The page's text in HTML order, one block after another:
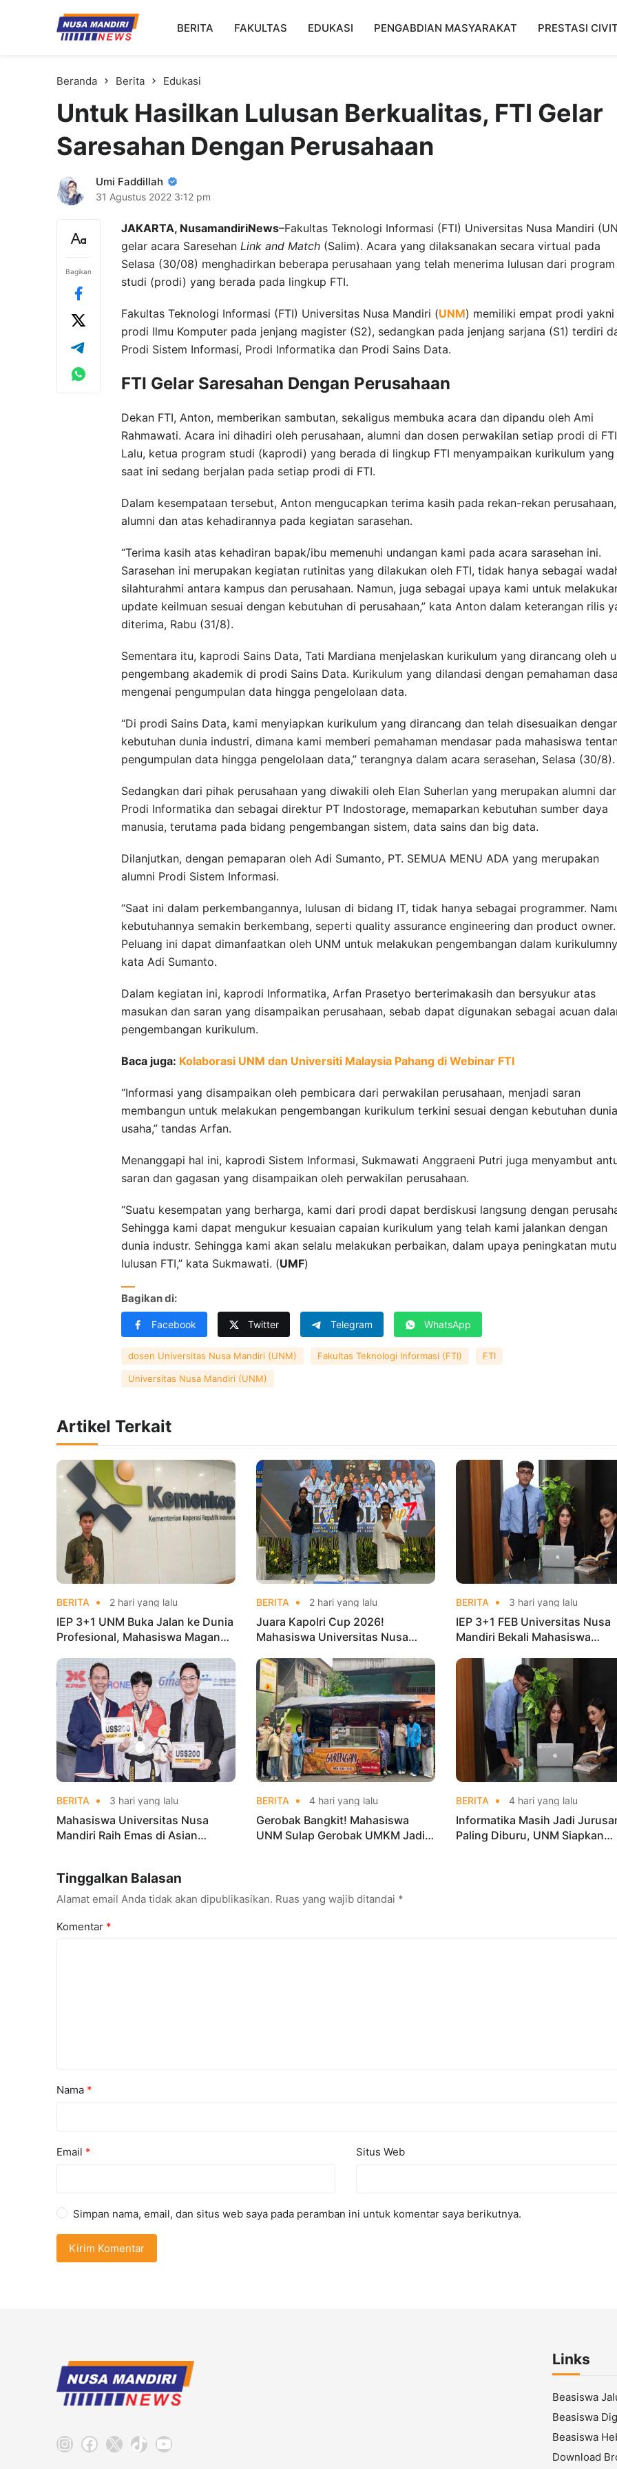
Kampus Digital Bisnis
Universitas Nusa Mandiri
BERITA FAKULTAS EDUKASI PENGABDIAN MASYARAKAT PRESTASI
Beranda Berita Edukasi
Untuk Hasilkan Lulusan Berkualitas, FTI Gelar
Saresahan Dengan Perusahaan
Umi Faddillah
31 Agustus 2022 3:12 pm
Bagikan
JAKARTA, NusamandiriNews–Fakultas Teknologi Informasi (FTI) Universitas Nusa Mandiri
gelar acara Saresehan Link and Match (Salim). Acara yang dilaksanakan secara virtual pada
Selasa (30/08) menghadirkan beberapa perusahaan yang telah menerima lulusan dari program
studi (prodi) yang berada pada lingkup FTI.
Fakultas Teknologi Informasi (FTI) Universitas Nusa Mandiri (UNM) memiliki empat prodi yakni
prodi Ilmu Komputer pada jenjang magister (S2), sedangkan pada jenjang sarjana (S1) terdiri
Prodi Sistem Informasi, Prodi Informatika dan Prodi Sains Data.
FTI Gelar Saresahan Dengan Perusahaan
Dekan FTI, Anton, memberikan sambutan, sekaligus membuka acara dan dipandu oleh Ami
Rahmawati. Acara ini dihadiri oleh perusahaan, alumni dan dosen perwakilan setiap prodi di
Lalu, ketua program studi (kaprodi) yang berada di lingkup FTI menyampaikan kurikulum yang
saat ini sedang berjalan pada setiap prodi di FTI.
Dalam kesempataan tersebut, Anton mengucapkan terima kasih pada rekan-rekan perusahaan,
alumni dan atas kehadirannya pada kegiatan sarasehan.
“Terima kasih atas kehadiran bapak/ibu memenuhi undangan kami pada acara sarasehan ini.
Sarasehan ini merupakan kegiatan rutinitas yang dilakukan oleh FTI, tidak hanya sebagai
silahturahmi antara kampus dan perusahaan. Namun, juga sebagai upaya kami untuk
update keilmuan sesuai dengan kebutuhan di perusahaan,” kata Anton dalam keterangan rilis
diterima, Rabu (31/8).
Sementara itu, kaprodi Sains Data, Tati Mardiana menjelaskan kurikulum yang dirancang oleh
pengembang akademik di prodi Sains Data. Kurikulum yang dilandasi dengan pemahaman
mengenai pengumpulan data hingga pengelolaan data.
“Di prodi Sains Data, kami menyiapkan kurikulum yang dirancang dan telah disesuaikan
kebutuhan dunia industri, dimana kami memberi pemahaman mendasar pada mahasiswa
pengumpulan data hingga pengelolaan data,” terangnya dalam acara serasehan, Selasa (30/8).
Sedangkan dari pihak perusahaan yang diwakili oleh Elan Suherlan yang merupakan alumni
Prodi Informatika dan sebagai direktur PT Indostorage, memaparkan kebutuhan sumber daya
manusia, terutama pada bidang pengembangan sistem, data sains dan big data.
Dilanjutkan, dengan pemaparan oleh Adi Sumanto, PT. SEMUA MENU ADA yang merupakan
alumni Prodi Sistem Informasi.
“Saat ini dalam perkembangannya, lulusan di bidang IT, tidak hanya sebagai programmer.
kebutuhannya semakin berkembang, seperti quality assurance engineering dan product owner.
Peluang ini dapat dimanfaatkan oleh UNM untuk melakukan pengembangan dalam
kata Adi Sumanto.
Dalam kegiatan ini, kaprodi Informatika, Arfan Prasetyo berterimakasih dan bersyukur atas
masukan dan saran yang disampaikan perusahaan, sebab dapat digunakan sebagai acuan
pengembangan kurikulum.
Baca juga: Kolaborasi UNM dan Universiti Malaysia Pahang di Webinar FTI
“Informasi yang disampaikan oleh pembicara dari perwakilan perusahaan, menjadi saran
membangun untuk melakukan pengembangan kurikulum terkini sesuai dengan kebutuhan dunia
usaha,” tandas Arfan.
Menanggapi hal ini, kaprodi Sistem Informasi, Sukmawati Anggraeni Putri juga menyambut
saran dan gagasan yang disampaikan oleh perwakilan perusahaan.
“Suatu kesempatan yang berharga, kami dari prodi dapat berdiskusi langsung dengan
Sehingga kami dapat mengukur kesuaian capaian kurikulum yang telah kami jalankan dengan
dunia industr. Sehingga kami akan selalu melakukan perbaikan, dalam upaya peningkatan mutu
lulusan FTI,” kata Sukmawati. (UMF)
Bagikan di:
Facebook Twitter Telegram WhatsApp
dosen Universitas Nusa Mandiri (UNM) Fakultas Teknologi Informasi (FTI) FTI
Universitas Nusa Mandiri (UNM)
Artikel Terkait
BERITA 2 hari yang lalu
IEP 3+1 UNM Buka Jalan ke Dunia
Profesional, Mahasiswa Magang
BERITA 2 hari yang lalu
Juara Kapolri Cup 2026!
Mahasiswa Universitas Nusa
di Kejurnas Taekwondo
BERITA 3 hari yang lalu
IEP 3+1 FEB Universitas Nusa
Mandiri Bekali Mahasiswa
BERITA 3 hari yang lalu
Mahasiswa Universitas Nusa
Mandiri Raih Emas di Asian
BERITA 4 hari yang lalu
Gerobak Bangkit! Mahasiswa
UNM Sulap Gerobak UMKM Jadi
BERITA 4 hari yang lalu
Informatika Masih Jadi
Paling Diburu, UNM Siapkan
Tinggalkan Balasan
Alamat email Anda tidak akan dipublikasikan. Ruas yang wajib ditandai *
Komentar *
Nama *
Email * Situs Web
Simpan nama, email, dan situs web saya pada peramban ini untuk komentar saya berikutnya.
Instagram
Facebook
X TikTokYouTube
Links
Beasiswa
Beasiswa
Beasiswa
Download